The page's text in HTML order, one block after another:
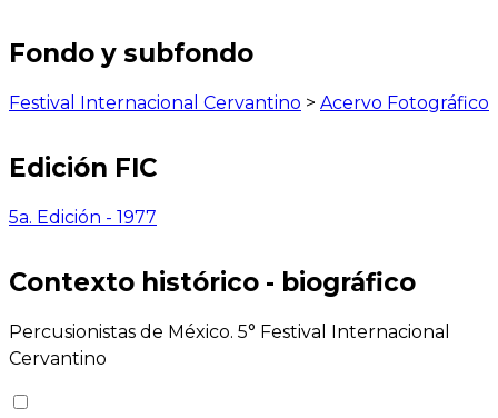
Fondo y subfondo
Festival Internacional Cervantino > Acervo Fotográfico
Edición FIC
5a. Edición - 1977
Contexto histórico - biográfico
Percusionistas de México. 5° Festival Internacional
Cervantino